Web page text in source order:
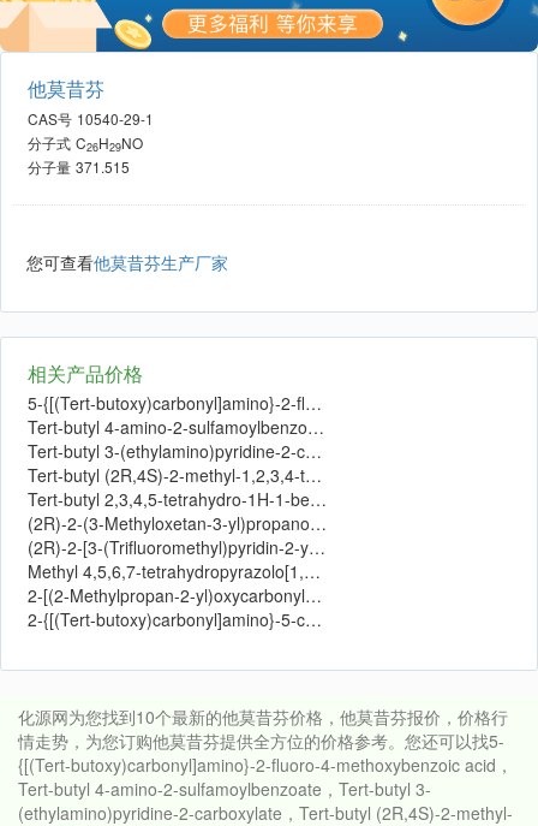
他莫昔芬
CAS号 10540-29-1
分子式 C26H29NO
分子量 371.515
您可查看他莫昔芬生产厂家
相关产品价格
5-{[(Tert-butoxy)carbonyl]amino}-2-fluoro-4-methoxybenzoic acid价格
Tert-butyl 4-amino-2-sulfamoylbenzoate价格
Tert-butyl 3-(ethylamino)pyridine-2-carboxylate价格
Tert-butyl (2R,4S)-2-methyl-1,2,3,4-tetrahydroquinoline-4-carboxylate价格
Tert-butyl 2,3,4,5-tetrahydro-1H-1-benzazepine-7-carboxylate价格
(2R)-2-(3-Methyloxetan-3-yl)propanoic acid价格
(2R)-2-[3-(Trifluoromethyl)pyridin-2-yl]propanoic acid价格
Methyl 4,5,6,7-tetrahydropyrazolo[1,5-a]pyrimidine-3-carboxylate价格
2-[(2-Methylpropan-2-yl)oxycarbonylamino]-4-propan-2-yl-1,3-thiazole-5-carboxylic acid价格
2-{[(Tert-butoxy)carbonyl]amino}-5-cyclobutylthiophene-3-carboxylic acid价格
化源网为您找到10个最新的他莫昔芬价格，他莫昔芬报价，价格行
情走势，为您订购他莫昔芬提供全方位的价格参考。您还可以找5-
{[(Tert-butoxy)carbonyl]amino}-2-fluoro-4-methoxybenzoic acid，
Tert-butyl 4-amino-2-sulfamoylbenzoate，Tert-butyl 3-
(ethylamino)pyridine-2-carboxylate，Tert-butyl (2R,4S)-2-methyl-